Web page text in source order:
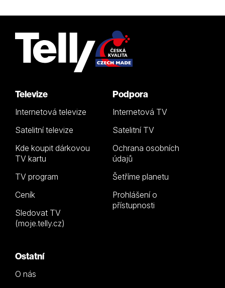
Televize
Internetová televize
Satelitní televize
Kde koupit dárkovou
TV kartu
TV program
Ceník
Sledovat TV
(moje.telly.cz)
Podpora
Internetová TV
Satelitní TV
Ochrana osobních
údajů
Šetříme planetu
Prohlášení o
přístupnosti
Ostatní
O nás